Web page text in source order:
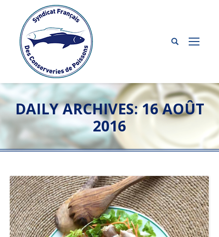
DAILY ARCHIVES:16 AOÛT
2016